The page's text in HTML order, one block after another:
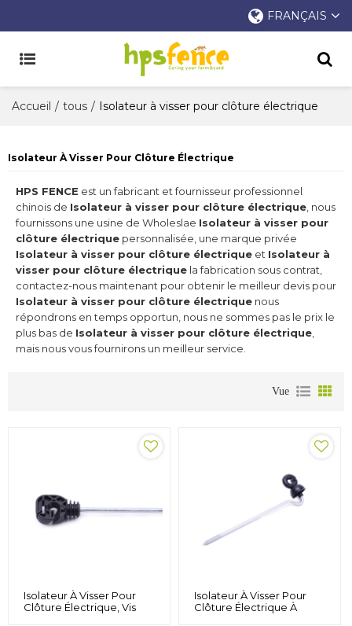
FRANÇAIS
Accueil / tous / Isolateur à visser pour clôture électrique
Isolateur À Visser Pour Clôture Électrique
HPS FENCE est un fabricant et fournisseur professionnel
chinois de Isolateur à visser pour clôture électrique , nous
fournissons une usine de Wholeslae Isolateur à visser pour
clôture électrique personnalisée, une marque privée
Isolateur à visser pour clôture électrique et Isolateur à
visser pour clôture électrique la fabrication sous contrat,
contactez-nous maintenant pour obtenir le meilleur devis pour
Isolateur à visser pour clôture électrique nous
répondrons en temps opportun, nous ne sommes pas le prix le
plus bas de Isolateur à visser pour clôture électrique
mais nous vous fournirons un meilleur service.
Vue
Isolateur À Visser Pour
Clôture Électrique, Vis
Isolateur À Visser Pour
Clôture Électrique À